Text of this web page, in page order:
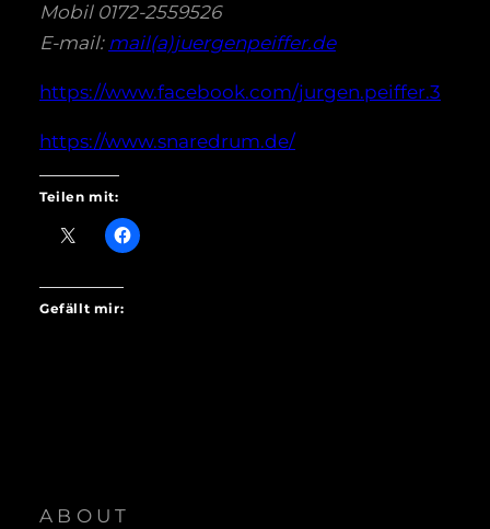
Mobil 0172-2559526
E-mail: mail(a)juergenpeiffer.de
https://www.facebook.com/jurgen.peiffer.3
https://www.snaredrum.de/
Teilen mit:
Gefällt mir:
ABOUT